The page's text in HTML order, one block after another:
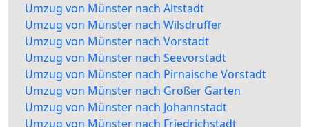
Umzug von Münster nach Altstadt
Umzug von Münster nach Wilsdruffer
Umzug von Münster nach Vorstadt
Umzug von Münster nach Seevorstadt
Umzug von Münster nach Pirnaische Vorstadt
Umzug von Münster nach Großer Garten
Umzug von Münster nach Johannstadt
Umzug von Münster nach Friedrichstadt